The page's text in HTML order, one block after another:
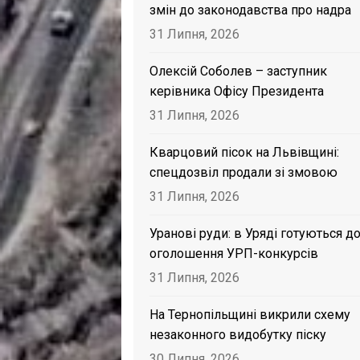
змін до законодавства про надра
31 Липня, 2026
Олексій Соболев – заступник
керівника Офісу Президента
31 Липня, 2026
Кварцовий пісок на Львівщині:
спецдозвіл продали зі змовою
31 Липня, 2026
Уранові руди: в Уряді готуються до
оголошення УРП-конкурсів
31 Липня, 2026
На Тернопільщині викрили схему
незаконного видобутку піску